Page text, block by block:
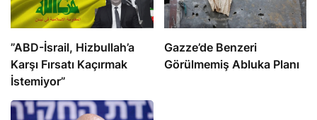
​​​​​​​”ABD-İsrail, Hizbullah’a
Karşı Fırsatı Kaçırmak
İstemiyor”
​​​​​​​Gazze’de Benzeri
Görülmemiş Abluka Planı